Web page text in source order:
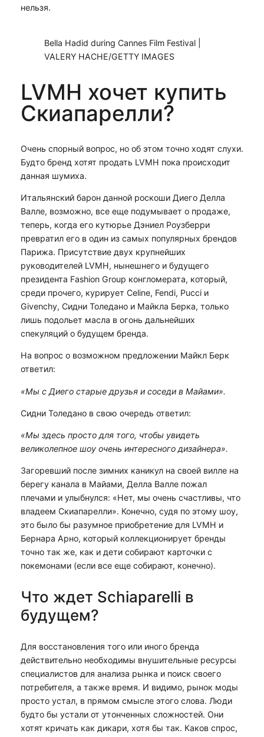
нельзя.
Bella Hadid during Cannes Film Festival |
VALERY HACHE/GETTY IMAGES
LVMH хочет купить
Скиапарелли?
Очень спорный вопрос, но об этом точно ходят слухи.
Будто бренд хотят продать LVMH пока происходит
данная шумиха.
Итальянский барон данной роскоши Диего Делла
Валле, возможно, все еще подумывает о продаже,
теперь, когда его кутюрье Дэниел Роузберри
превратил его в один из самых популярных брендов
Парижа. Присутствие двух крупнейших
руководителей LVMH, нынешнего и будущего
президента Fashion Group конгломерата, который,
среди прочего, курирует Celine, Fendi, Pucci и
Givenchy, Сидни Толедано и Майкла Берка, только
лишь подольет масла в огонь дальнейших
спекуляций о будущем бренда.
На вопрос о возможном предложении Майкл Берк
ответил:
«Мы с Диего старые друзья и соседи в Майами».
Сидни Толедано в свою очередь ответил:
«Мы здесь просто для того, чтобы увидеть
великолепное шоу очень интересного дизайнера».
Загоревший после зимних каникул на своей вилле на
берегу канала в Майами, Делла Валле пожал
плечами и улыбнулся: «Нет, мы очень счастливы, что
владеем Скиапарелли». Конечно, судя по этому шоу,
это было бы разумное приобретение для LVMH и
Бернара Арно, который коллекционирует бренды
точно так же, как и дети собирают карточки с
покемонами (если все еще собирают, конечно).
Что ждет Schiaparelli в
будущем?
Для восстановления того или иного бренда
действительно необходимы внушительные ресурсы
специалистов для анализа рынка и поиск своего
потребителя, а также время. И видимо, рынок моды
просто устал, в прямом смысле этого слова. Люди
будто бы устали от утонченных сложностей. Они
хотят кричать как дикари, хотя бы так. Каков спрос,